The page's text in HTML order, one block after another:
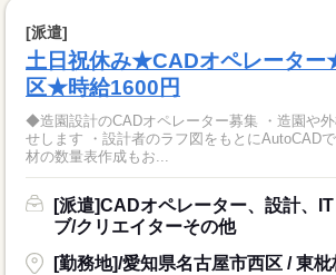
[派遣]
土日祝休み★CADオペレーター
区★時給1600円
◆造園設計のCADオペレーター募集 ・造園や
せします ・設計者のラフ図をもとにAutoCAD
材の数量表作成もお...
[派遣]CADオペレーター、設計、
ブ/クリエイターその他
[勤務地]/愛知県名古屋市西区 / 東枇